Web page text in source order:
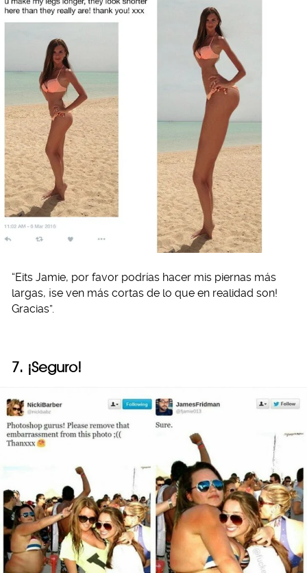
“Eits Jamie, por favor podrías hacer mis piernas más
largas, ¡se ven más cortas de lo que en realidad son!
Gracias”.
7. ¡Seguro!